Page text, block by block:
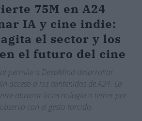
75M en A24
IA y cine indie:
el sector y los
el futuro del cine
permite a DeepMind desarrollar
acceso a los contenidos de A24. La
abrazar la tecnología o temer por
con el gesto torcido.